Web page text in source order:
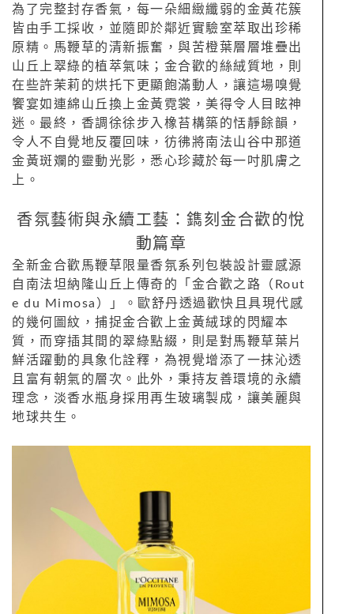
為了完整封存香氣，每一朵細緻纖弱的金黃花簇
皆由手工採收，並隨即於鄰近實驗室萃取出珍稀
原精。馬鞭草的清新振奮，與苦橙葉層層堆疊出
山丘上翠綠的植萃氣味；金合歡的絲絨質地，則
在些許茉莉的烘托下更顯飽滿動人，讓這場嗅覺
饗宴如連綿山丘換上金黃霓裳，美得令人目眩神
迷。最終，香調徐徐步入橡苔構築的恬靜餘韻，
令人不自覺地反覆回味，彷彿將南法山谷中那道
金黃斑斕的靈動光影，悉心珍藏於每一吋肌膚之
上。
香氛藝術與永續工藝：鐫刻金合歡的悅
動篇章
全新金合歡馬鞭草限量香氛系列包裝設計靈感源
自南法坦納隆山丘上傳奇的「金合歡之路（Rout
e du Mimosa）」。歐舒丹透過歡快且具現代感
的幾何圖紋，捕捉金合歡上金黃絨球的閃耀本
質，而穿插其間的翠綠點綴，則是對馬鞭草葉片
鮮活躍動的具象化詮釋，為視覺增添了一抹沁透
且富有朝氣的層次。此外，秉持友善環境的永續
理念，淡香水瓶身採用再生玻璃製成，讓美麗與
地球共生。